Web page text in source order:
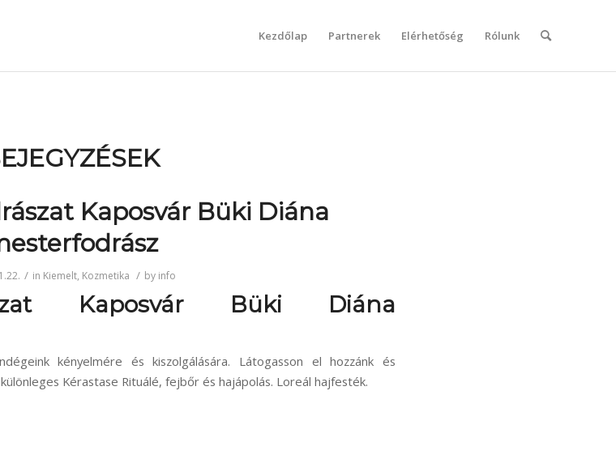
Kezdőlap Partnerek Elérhetőség Rólunk
Kaposvár Büki Diána
/ in Kiemelt, Kozmetika / by info
Kaposvár Büki Diána
kényelmére és kiszolgálására. Látogasson el hozzánk és
Kérastase Rituálé, fejbőr és hajápolás. Loreál hajfesték.